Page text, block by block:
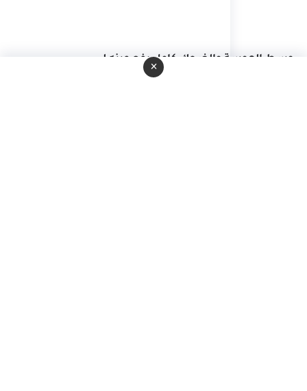
وسط الهوسة والضحك كامل رفع عينه لي
×